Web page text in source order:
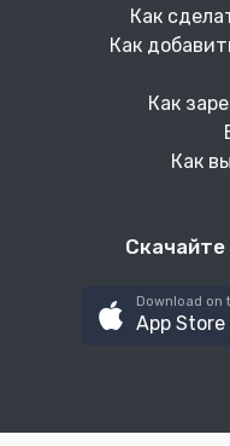
Как
Как
Как
Как
Download on
App Store